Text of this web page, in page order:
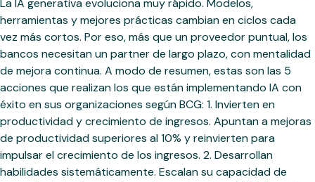
La IA generativa evoluciona muy rápido. Modelos,
herramientas y mejores prácticas cambian en ciclos cada
vez más cortos. Por eso, más que un proveedor puntual, los
bancos necesitan un partner de largo plazo, con mentalidad
de mejora continua. A modo de resumen, estas son las 5
acciones que realizan los que están implementando IA con
éxito en sus organizaciones según BCG: 1. Invierten en
productividad y crecimiento de ingresos. Apuntan a mejoras
de productividad superiores al 10% y reinvierten para
impulsar el crecimiento de los ingresos. 2. Desarrollan
habilidades sistemáticamente. Escalan su capacidad de